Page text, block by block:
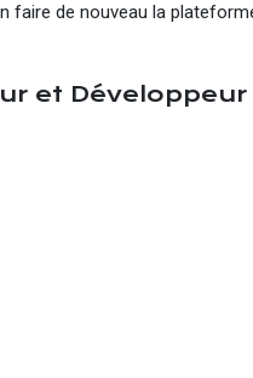
faire de nouveau la
et Développeur